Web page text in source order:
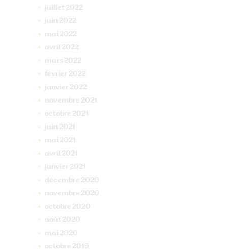
juillet 2022
juin 2022
mai 2022
avril 2022
mars 2022
février 2022
janvier 2022
novembre 2021
octobre 2021
juin 2021
mai 2021
avril 2021
janvier 2021
décembre 2020
novembre 2020
octobre 2020
août 2020
mai 2020
octobre 2019